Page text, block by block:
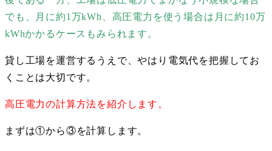
でも、月に約1万kWh、高圧電力を使う場合は月に約10万
kWhかかるケースもみられます。
貸し工場を運営するうえで、やはり電気代を把握してお
くことは大切です。
高圧電力の計算方法を紹介します。
まずは①から③を計算します。